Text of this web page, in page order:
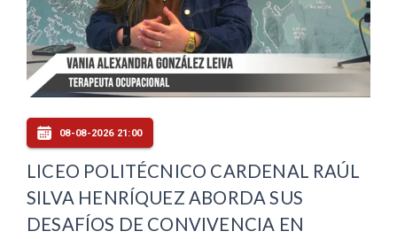
08-08-2026 21:00
LICEO POLITÉCNICO CARDENAL RAÚL
SILVA HENRÍQUEZ ABORDA SUS
DESAFÍOS DE CONVIVENCIA EN